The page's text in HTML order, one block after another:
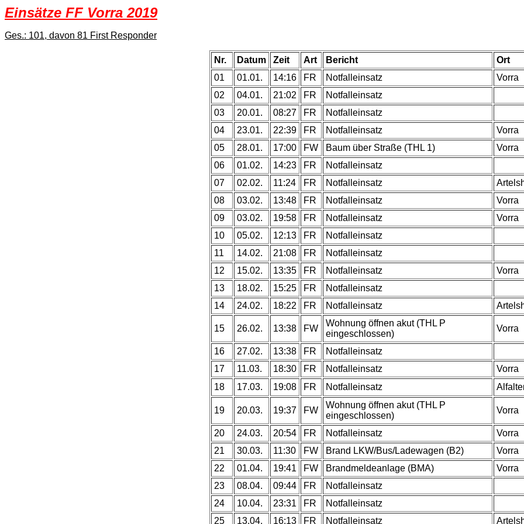
Einsätze FF Vorra 2019
Ges.: 101, davon 81 First Responder
Nr. Datum Zeit Art Bericht
Ort
01
01.01. 14:16 FR Notfalleinsatz
Vorra
02
04.01. 21:02 FR
Notfalleinsatz
03
20.01. 08:27 FR
Notfalleinsatz
04
23.01. 22:39 FR Notfalleinsatz
Vorra
05
28.01. 17:00 FW Baum über Straße (THL 1)
Vorra
06
01.02. 14:23 FR
Notfalleinsatz
07
02.02. 11:24 FR Notfalleinsatz
08
03.02. 13:48 FR Notfalleinsatz
Vorra
09
03.02. 19:58 FR Notfalleinsatz
Vorra
10
05.02. 12:13 FR
Notfalleinsatz
11
14.02. 21:08 FR
Notfalleinsatz
12
15.02. 13:35 FR Notfalleinsatz
Vorra
13
18.02. 15:25 FR
Notfalleinsatz
14
24.02. 18:22 FR Notfalleinsatz
15 26.02. 13:38 FW
Wohnung öffnen akut (THL P
eingeschlossen)
Vorra
16 27.02. 13:38 FR
Notfalleinsatz
17
11.03. 18:30 FR Notfalleinsatz
Vorra
18
17.03. 19:08 FR Notfalleinsatz
19 20.03. 19:37 FW
Wohnung öffnen akut (THL P
eingeschlossen)
Vorra
20 24.03. 20:54 FR Notfalleinsatz
Vorra
21
30.03. 11:30 FW Brand LKW/Bus/Ladewagen (B2)
Vorra
22
01.04. 19:41 FW Brandmeldeanlage (BMA)
Vorra
23
08.04. 09:44 FR
Notfalleinsatz
24
10.04. 23:31 FR
Notfalleinsatz
25
13.04. 16:13 FR Notfalleinsatz